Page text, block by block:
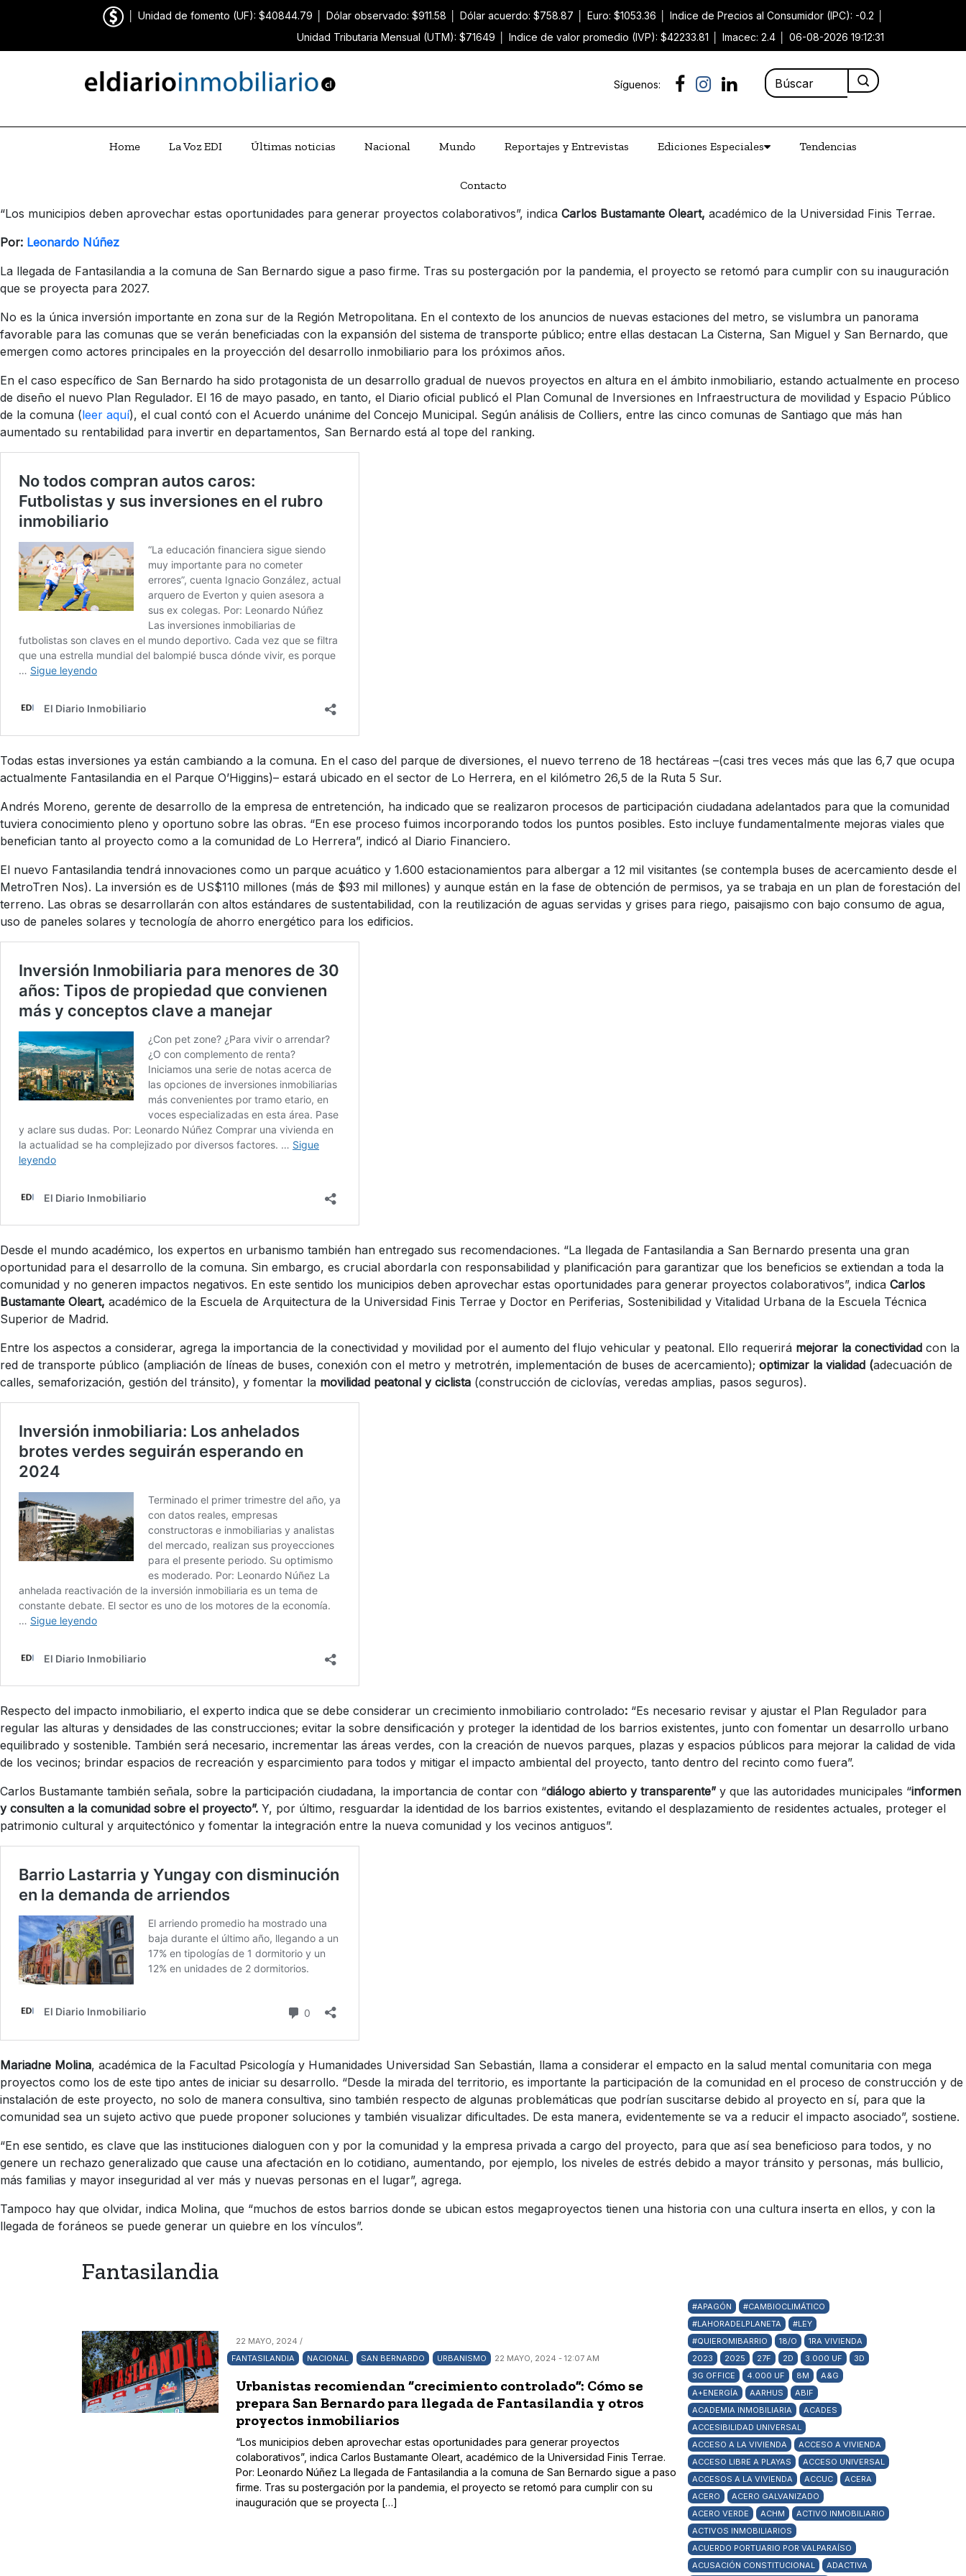
Unidad de fomento (UF): $40844.79 Dólar observado: $911.58 Dólar acuerdo: $758.87 Euro: $1053.36 Indice de Precios al Consumidor (IPC): -0.2
Unidad Tributaria Mensual (UTM): $71649
Indice de valor promedio (IVP): $42233.81 Imacec: 2.4 06-08-2026 19:12:31
Síguenos:
Home La Voz EDI Últimas noticias Nacional Mundo Reportajes y Entrevistas Ediciones Especiales Tendencias
Contacto
“Los municipios deben aprovechar estas oportunidades para generar proyectos colaborativos”, indica Carlos Bustamante Oleart, académico de la Universidad Finis Terrae.
Por: Leonardo Núñez
La llegada de Fantasilandia a la comuna de San Bernardo sigue a paso firme. Tras su postergación por la pandemia, el proyecto se retomó para cumplir con su inauguración
que se proyecta para 2027.
No es la única inversión importante en zona sur de la Región Metropolitana. En el contexto de los anuncios de nuevas estaciones del metro, se vislumbra un panorama
favorable para las comunas que se verán beneficiadas con la expansión del sistema de transporte público; entre ellas destacan La Cisterna, San Miguel y San Bernardo, que
emergen como actores principales en la proyección del desarrollo inmobiliario para los próximos años.
En el caso específico de San Bernardo ha sido protagonista de un desarrollo gradual de nuevos proyectos en altura en el ámbito inmobiliario, estando actualmente en proceso
de diseño el nuevo Plan Regulador. El 16 de mayo pasado, en tanto, el Diario oficial publicó el Plan Comunal de Inversiones en Infraestructura de movilidad y Espacio Público
de la comuna (leer aquí), el cual contó con el Acuerdo unánime del Concejo Municipal. Según análisis de Colliers, entre las cinco comunas de Santiago que más han
aumentado su rentabilidad para invertir en departamentos, San Bernardo está al tope del ranking.
Todas estas inversiones ya están cambiando a la comuna. En el caso del parque de diversiones, el nuevo terreno de 18 hectáreas –(casi tres veces más que las 6,7 que ocupa
actualmente Fantasilandia en el Parque O’Higgins)– estará ubicado en el sector de Lo Herrera, en el kilómetro 26,5 de la Ruta 5 Sur.
Andrés Moreno, gerente de desarrollo de la empresa de entretención, ha indicado que se realizaron procesos de participación ciudadana adelantados para que la comunidad
tuviera conocimiento pleno y oportuno sobre las obras. “En ese proceso fuimos incorporando todos los puntos posibles. Esto incluye fundamentalmente mejoras viales que
benefician tanto al proyecto como a la comunidad de Lo Herrera”, indicó al Diario Financiero.
El nuevo Fantasilandia tendrá innovaciones como un parque acuático y 1.600 estacionamientos para albergar a 12 mil visitantes (se contempla buses de acercamiento desde el
MetroTren Nos). La inversión es de US$110 millones (más de $93 mil millones) y aunque están en la fase de obtención de permisos, ya se trabaja en un plan de forestación del
terreno. Las obras se desarrollarán con altos estándares de sustentabilidad, con la reutilización de aguas servidas y grises para riego, paisajismo con bajo consumo de agua,
uso de paneles solares y tecnología de ahorro energético para los edificios.
Desde el mundo académico, los expertos en urbanismo también han entregado sus recomendaciones. “La llegada de Fantasilandia a San Bernardo presenta una gran
oportunidad para el desarrollo de la comuna. Sin embargo, es crucial abordarla con responsabilidad y planificación para garantizar que los beneficios se extiendan a toda la
comunidad y no generen impactos negativos. En este sentido los municipios deben aprovechar estas oportunidades para generar proyectos colaborativos”, indica Carlos
Bustamante Oleart, académico de la Escuela de Arquitectura de la Universidad Finis Terrae y Doctor en Periferias, Sostenibilidad y Vitalidad Urbana de la Escuela Técnica
Superior de Madrid.
Entre los aspectos a considerar, agrega la importancia de la conectividad y movilidad por el aumento del flujo vehicular y peatonal. Ello requerirá mejorar la conectividad con la
red de transporte público (ampliación de líneas de buses, conexión con el metro y metrotrén, implementación de buses de acercamiento); optimizar la vialidad (adecuación de
calles, semaforización, gestión del tránsito), y fomentar la movilidad peatonal y ciclista (construcción de ciclovías, veredas amplias, pasos seguros).
Respecto del impacto inmobiliario, el experto indica que se debe considerar un crecimiento inmobiliario controlado: “Es necesario revisar y ajustar el Plan Regulador para
regular las alturas y densidades de las construcciones; evitar la sobre densificación y proteger la identidad de los barrios existentes, junto con fomentar un desarrollo urbano
equilibrado y sostenible. También será necesario, incrementar las áreas verdes, con la creación de nuevos parques, plazas y espacios públicos para mejorar la calidad de vida
de los vecinos; brindar espacios de recreación y esparcimiento para todos y mitigar el impacto ambiental del proyecto, tanto dentro del recinto como fuera”.
Carlos Bustamante también señala, sobre la participación ciudadana, la importancia de contar con “diálogo abierto y transparente” y que las autoridades municipales “informen
y consulten a la comunidad sobre el proyecto”. Y, por último, resguardar la identidad de los barrios existentes, evitando el desplazamiento de residentes actuales, proteger el
patrimonio cultural y arquitectónico y fomentar la integración entre la nueva comunidad y los vecinos antiguos”.
Mariadne Molina, académica de la Facultad Psicología y Humanidades Universidad San Sebastián, llama a considerar el empacto en la salud mental comunitaria con mega
proyectos como los de este tipo antes de iniciar su desarrollo. “Desde la mirada del territorio, es importante la participación de la comunidad en el proceso de construcción y de
instalación de este proyecto, no solo de manera consultiva, sino también respecto de algunas problemáticas que podrían suscitarse debido al proyecto en sí, para que la
comunidad sea un sujeto activo que puede proponer soluciones y también visualizar dificultades. De esta manera, evidentemente se va a reducir el impacto asociado”, sostiene.
“En ese sentido, es clave que las instituciones dialoguen con y por la comunidad y la empresa privada a cargo del proyecto, para que así sea beneficioso para todos, y no
genere un rechazo generalizado que cause una afectación en lo cotidiano, aumentando, por ejemplo, los niveles de estrés debido a mayor tránsito y personas, más bullicio,
más familias y mayor inseguridad al ver más y nuevas personas en el lugar”, agrega.
Tampoco hay que olvidar, indica Molina, que “muchos de estos barrios donde se ubican estos megaproyectos tienen una historia con una cultura inserta en ellos, y con la
llegada de foráneos se puede generar un quiebre en los vínculos”.
Fantasilandia
22 MAYO, 2024 /
FANTASILANDIA
NACIONAL SAN BERNARDO URBANISMO 22 MAYO, 2024 - 12:07 AM
Urbanistas recomiendan “crecimiento controlado”: Cómo se
prepara San Bernardo para llegada de Fantasilandia y otros
proyectos inmobiliarios
“Los municipios deben aprovechar estas oportunidades para generar proyectos
colaborativos”, indica Carlos Bustamante Oleart, académico de la Universidad Finis Terrae.
Por: Leonardo Núñez La llegada de Fantasilandia a la comuna de San Bernardo sigue a paso
firme. Tras su postergación por la pandemia, el proyecto se retomó para cumplir con su
inauguración que se proyecta […]
#APAGÓN
#CAMBIOCLIMÁTICO
#LAHORADELPLANETA
#LEY
#QUIEROMIBARRIO
18/O
1RA VIVIENDA
2023
2025 27F 2D 3.000 UF
3D
3G OFFICE
4.000 UF 8M
A&G
A+ENERGÍA
AARHUS
ABIF
ACADEMIA INMOBILIARIA
ACADES
ACCESIBILIDAD UNIVERSAL
ACCESO A LA VIVIENDA
ACCESO A VIVIENDA
ACCESO LIBRE A PLAYAS
ACCESO UNIVERSAL
ACCESOS A LA VIVIENDA
ACCUC
ACERA
ACERO
ACERO GALVANIZADO
ACERO VERDE
ACHM
ACTIVO INMOBILIARIO
ACTIVOS INMOBILIARIOS
ACUERDO PORTUARIO POR VALPARAÍSO
ACUSACIÓN CONSTITUCIONAL
ADACTIVA